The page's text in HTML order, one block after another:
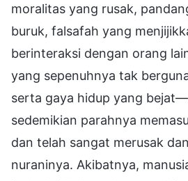
moralitas yang rusak,
buruk, falsafah yang
berinteraksi dengan orang
yang sepenuhnya tak
serta gaya hidup yang
sedemikian parahnya
dan telah sangat merusak
nuraninya. Akibatnya,